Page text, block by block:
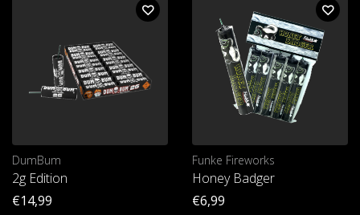
DumBum
2g Edition
€14,99
Funke Fireworks
Honey Badger
€6,99